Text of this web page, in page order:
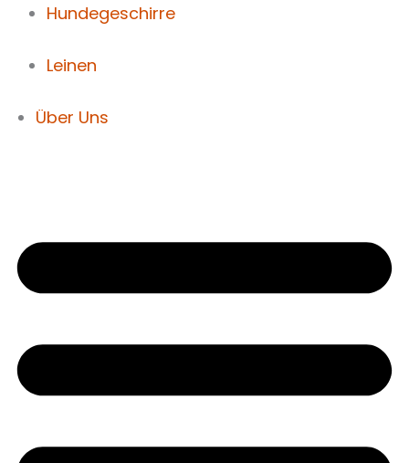
Hundegeschirre
Leinen
Über Uns